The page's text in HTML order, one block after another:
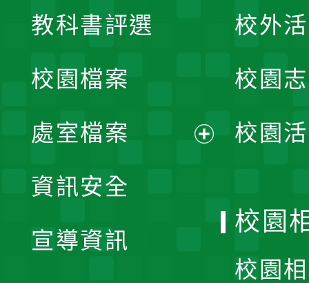
單
教科書評選
校園檔案
處室檔案
資訊安全
宣導資訊
校外
校園
校園
校園
校園